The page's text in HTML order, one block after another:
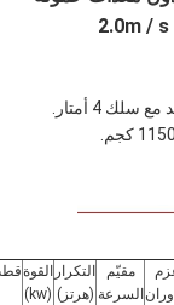
4 أمتار.
مقيّم
السرعة
التكرار
(هرتز)
القوة
(kw)